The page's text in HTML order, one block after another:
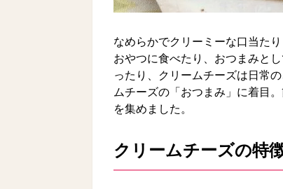
なめらかでクリーミーな口当た
おやつに食べたり、おつまみと
ったり、クリームチーズは日常
ムチーズの「おつまみ」に着目
を集めました。
クリームチーズの特